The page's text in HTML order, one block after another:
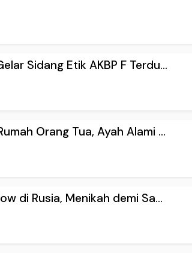
Sidang Etik AKBP F Terdu...
Orang Tua, Ayah Alami ...
di Rusia, Menikah demi Sa...